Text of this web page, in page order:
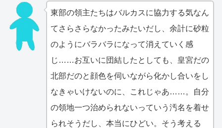
東部の領主たちはバルカスに協力する気なん
てさらさらなかったみたいだし、余計に砂粒
のようにバラバラになって消えていく感
じ……お互いに団結したとしても、皇宮だの
北部だのと顔色を伺いながら化かし合いをし
なきゃいけないのに、これじゃあ……。自分
の領地一つ治められないっていう汚名を着せ
られそうだし、本当にひどい。そう考える